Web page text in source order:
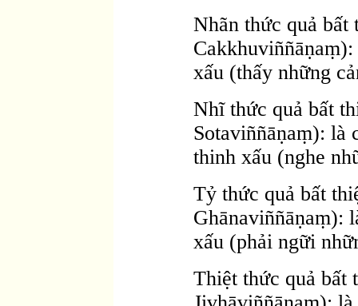
Nhãn thức quả bất
xấu (thấy những
Nhĩ thức quả bất
Sotaviññāṇaṃ): là
thinh xấu (nghe
Tỷ thức quả bất
Ghānaviññāṇaṃ):
xấu (phải ngữi
Thiệt thức quả bất